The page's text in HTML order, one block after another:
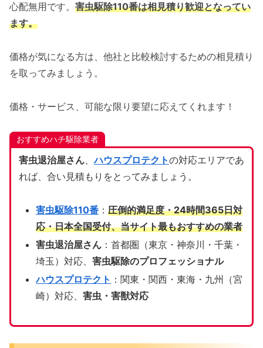
心配無用です。 害虫駆除110番は相見積り歓迎となってい
ます。
価格が気になる方は、他社と比較検討するための相見積り
を取ってみましょう。
価格・サービス、可能な限り要望に応えてくれます！
おすすめハチ駆除業者
害虫退治屋さん、ハウスプロテクトの対応エリアであ
れば、合い見積もりをとってみましょう。
害虫駆除110番： 圧倒的満足度・24時間365日対
応・日本全国受付、当サイト最もおすすめの業者
害虫退治屋さん：首都圏（東京・神奈川・千葉・
埼玉）対応、 害虫駆除のプロフェッショナル
ハウスプロテクト ：関東・関西・東海・九州（宮
崎）対応、 害虫・害獣対応